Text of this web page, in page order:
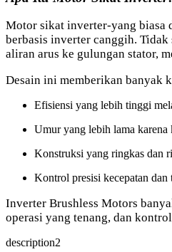
Motor sikat inverter-yang biasa
berbasis inverter canggih.
aliran arus ke gulungan stator,
Desain ini memberikan banyak
Efisiensi yang lebih tinggi
Umur yang lebih lama karena
Konstruksi yang ringkas dan
Kontrol presisi kecepatan dan
Inverter Brushless Motors
operasi yang tenang, dan
description2